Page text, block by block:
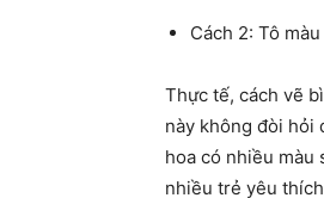
Cách 2: Tô
Thực tế, cách vẽ
này không đòi hỏi
hoa có nhiều màu
nhiều trẻ yêu